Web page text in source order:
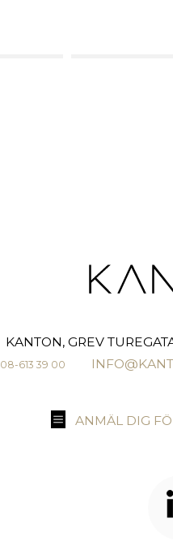
KANTON, GREV
08-613 39 00
ANMÄL DIG